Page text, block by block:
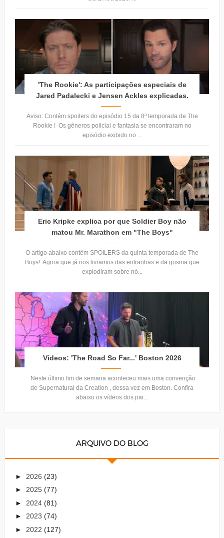
'The Rookie': As participações especiais de
Jared Padalecki e Jensen Ackles explicadas.
Aviso: Contém spoilers do episódio 15 da 8ª temporada de The
Rookie ! Os gêneros policial e fantasia se encontraram no
episódio exibido no ...
Eric Kripke explica por que Soldier Boy não
matou Mr. Marathon em "The Boys"
O artigo abaixo contêm SPOILERS da quinta temporada de The
Boys! Agora que já nos livramos das entranhas e da gosma que
explodiram sobre nó...
Vídeos: 'The Road So Far...' Boston 2026
Neste último fim de semana aconteceu mais uma convenção
de Supernatural da Creation , dessa vez em Boston. Confira
abaixo os vídeos dos pai...
ARQUIVO DO BLOG
► 2026 (23)
► 2025 (77)
► 2024 (81)
► 2023 (74)
► 2022 (127)